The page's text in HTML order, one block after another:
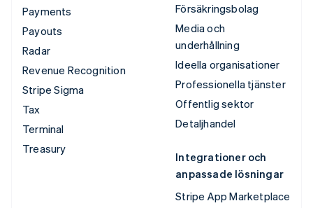
Payments
Payouts
Radar
Revenue Recognition
Stripe Sigma
Tax
Terminal
Treasury
Försäkringsbolag
Media och
underhållning
Ideella organisationer
Professionella tjänster
Offentlig sektor
Detaljhandel
Integrationer och
anpassade lösningar
Stripe App Marketplace